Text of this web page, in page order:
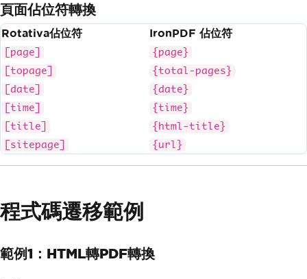
頁面佔位符轉換
Rotativa佔位符 IronPDF 佔位符
[page]
{page}
[topage]
{total-pages}
[date]
{date}
[time]
{time}
[title]
{html-title}
[sitepage]
{url}
程式碼遷移範例
範例1：HTML轉PDF轉換